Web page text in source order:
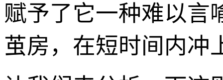
赋予了它一种难以言
茧房，在短时间内冲